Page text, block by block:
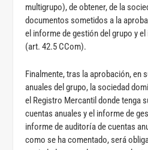
multigrupo), de obtener, de la
documentos sometidos a la
el informe de gestión del grupo y
(art. 42.5 CCom).
Finalmente, tras la aprobación, en
anuales del grupo, la sociedad
el Registro Mercantil donde tenga
cuentas anuales y el informe de
informe de auditoría de cuentas
como se ha comentado, será